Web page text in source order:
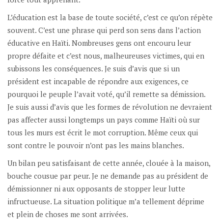
L’éducation est la base de toute société, c’est ce qu’on répète
souvent. C’est une phrase qui perd son sens dans l’action
éducative en Haïti. Nombreuses gens ont encouru leur
propre défaite et c’est nous, malheureuses victimes, qui en
subissons les conséquences. Je suis d’avis que si un
président est incapable de répondre aux exigences, ce
pourquoi le peuple l’avait voté, qu’il remette sa démission.
Je suis aussi d’avis que les formes de révolution ne devraient
pas affecter aussi longtemps un pays comme Haïti où sur
tous les murs est écrit le mot corruption. Même ceux qui
sont contre le pouvoir n’ont pas les mains blanches.
Un bilan peu satisfaisant de cette année, clouée à la maison,
bouche cousue par peur. Je ne demande pas au président de
démissionner ni aux opposants de stopper leur lutte
infructueuse. La situation politique m’a tellement déprime
et plein de choses me sont arrivées.